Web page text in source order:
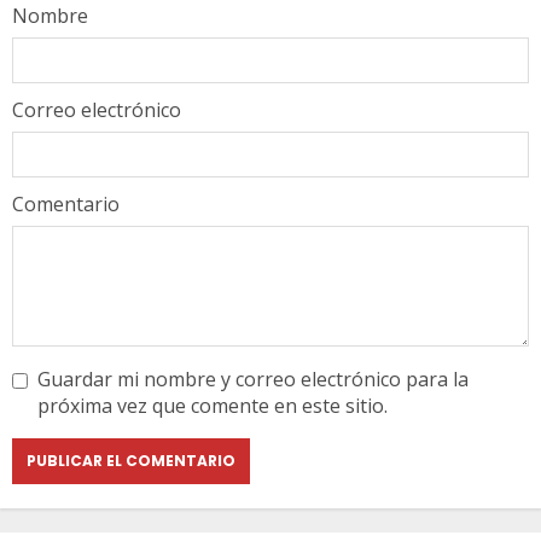
Comentario
Nombre
Correo electrónico
Guardar mi nombre y correo electrónico para la
próxima vez que comente en este sitio.